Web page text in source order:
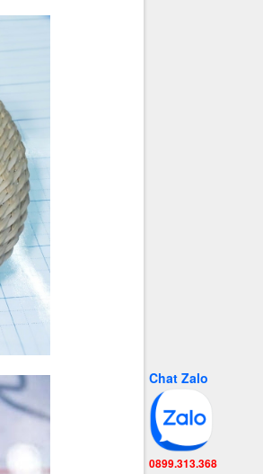
Chat Zalo
0899.313.368